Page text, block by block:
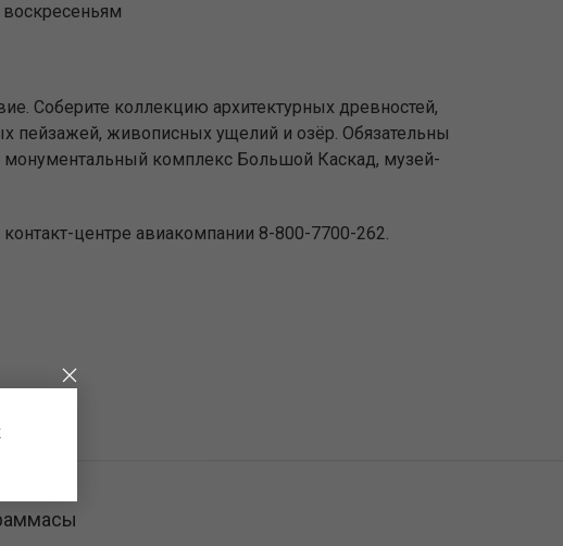
воскресеньям
Соберите коллекцию архитектурных древностей,
пейзажей, живописных ущелий и озёр. Обязательны
монументальный комплекс Большой Каскад, музей-
центре авиакомпании 8-800-7700-262.